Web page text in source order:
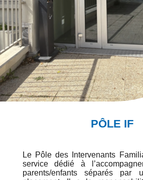
PÔLE IF
Le Pôle des Intervenants
service dédié à
parents/enfants séparés par